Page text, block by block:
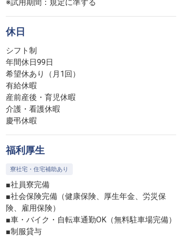
※試用期間：規定に準ずる
休日
シフト制
年間休日99日
希望休あり（月1回）
有給休暇
産前産後・育児休暇
介護・看護休暇
慶弔休暇
福利厚生
寮社宅・住宅補助あり
■社員寮完備
■社会保険完備（健康保険、厚生年金、労災保
険、雇用保険）
■車・バイク・自転車通勤OK（無料駐車場完備）
■制服貸与